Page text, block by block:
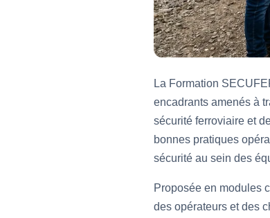
La Formation
encadrants amenés à
sécurité ferroviaire et
bonnes pratiques
sécurité au sein des
Proposée en modules
des opérateurs et des